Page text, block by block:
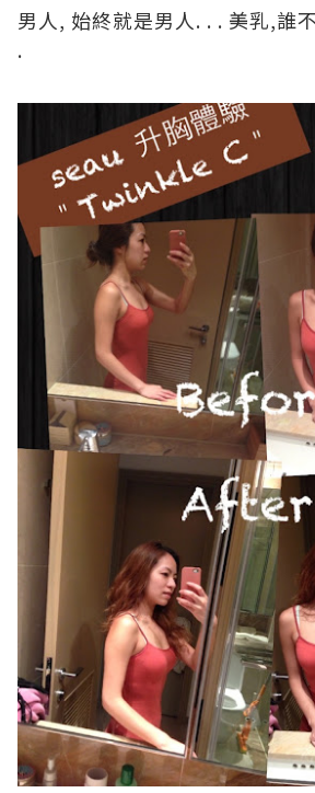
男人, 始終就是男人. . . 美乳,誰
.